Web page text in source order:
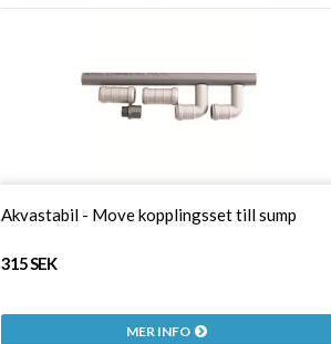
Akvastabil - Move kopplingsset till sump
315 SEK
MER INFO